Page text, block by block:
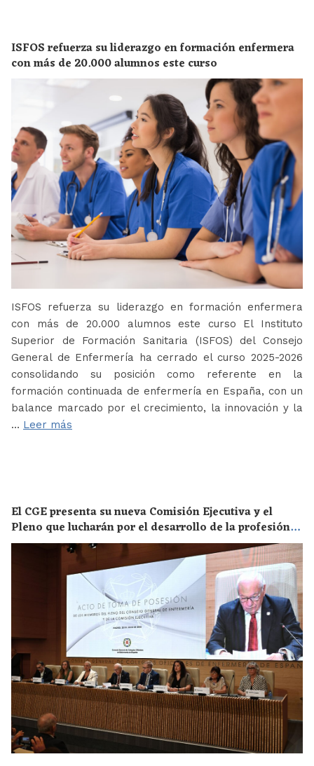
ISFOS refuerza su liderazgo en formación enfermera
con más de 20.000 alumnos este curso
ISFOS refuerza su liderazgo en formación enfermera
con más de 20.000 alumnos este curso El Instituto
Superior de Formación Sanitaria (ISFOS) del Consejo
General de Enfermería ha cerrado el curso 2025-2026
consolidando su posición como referente en la
formación continuada de enfermería en España, con un
balance marcado por el crecimiento, la innovación y la
… Leer más
El CGE presenta su nueva Comisión Ejecutiva y el
Pleno que lucharán por el desarrollo de la profesión
en los próximos años